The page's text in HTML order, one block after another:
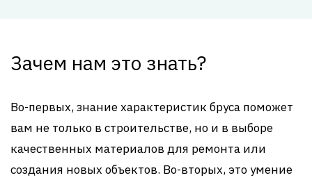
Зачем нам это знать?
Во-первых, знание характеристик бруса поможет
вам не только в строительстве, но и в выборе
качественных материалов для ремонта или
создания новых объектов. Во-вторых, это умение